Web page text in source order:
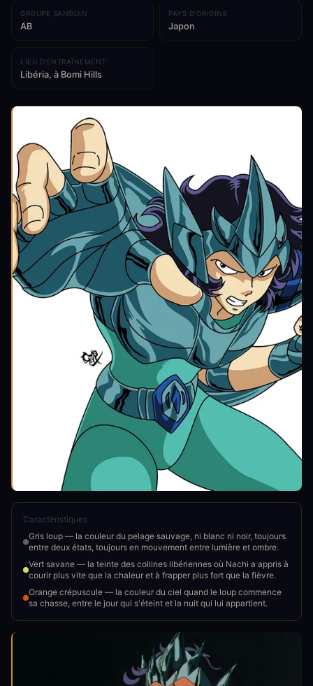
GROUPE SANGUIN
AB
PAYS D'ORIGINE
Japon
LIEU D'ENTRAÎNEMENT
Libéria, à Bomi Hills
Caractéristiques
Gris loup — la couleur du pelage sauvage, ni blanc ni noir, toujours
entre deux états, toujours en mouvement entre lumière et ombre.
Vert savane — la teinte des collines libériennes où Nachi a appris à
courir plus vite que la chaleur et à frapper plus fort que la fièvre.
Orange crépuscule — la couleur du ciel quand le loup commence
sa chasse, entre le jour qui s'éteint et la nuit qui lui appartient.